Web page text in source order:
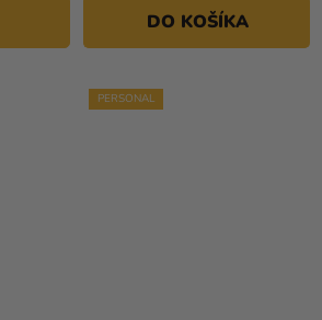
DO KOŠÍKA
PERSONAL